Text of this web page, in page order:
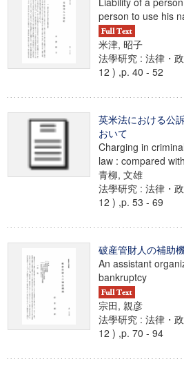
person to use his
米津, 昭子
法學研究 : 法律・
12 ) ,p. 40 - 52
英米法における公
おいて
Charging in
law : compared
青柳, 文雄
法學研究 : 法律・
12 ) ,p. 53 - 69
破産管財人の補助
An assistant
bankruptcy
宗田, 親彦
法學研究 : 法律・
12 ) ,p. 70 - 94